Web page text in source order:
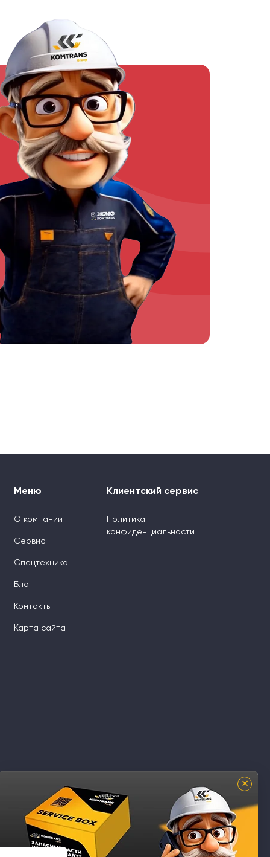
Меню
О компании
Сервис
Спецтехника
Блог
Контакты
Карта сайта
Клиентский сервис
Политика
конфиденциальности
×